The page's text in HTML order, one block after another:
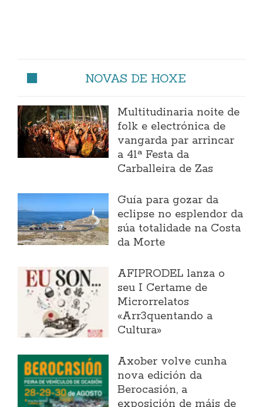
NOVAS DE HOXE
Multitudinaria noite de
folk e electrónica de
vangarda par arrincar
a 41ª Festa da
Carballeira de Zas
Guía para gozar da
eclipse no esplendor da
súa totalidade na Costa
da Morte
AFIPRODEL lanza o
seu I Certame de
Microrrelatos
«Arr3quentando a
Cultura»
Axober volve cunha
nova edición da
Berocasión, a
exposición de máis de